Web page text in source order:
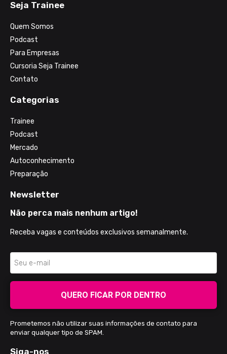
Seja Trainee
Quem Somos
Podcast
Para Empresas
Cursoria Seja Trainee
Contato
Categorias
Trainee
Podcast
Mercado
Autoconhecimento
Preparação
Newsletter
Não perca mais nenhum artigo!
Receba vagas e conteúdos exclusivos semanalmente.
QUERO FICAR POR DENTRO
Prometemos não utilizar suas informações de contato para
enviar qualquer tipo de SPAM.
Siga-nos